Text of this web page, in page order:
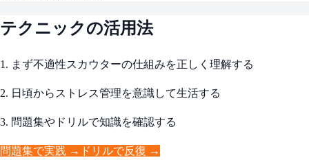
テクニックの活用法
1. まず不適性スカウターの仕組みを正しく理解する
2. 日頃からストレス管理を意識して生活する
3. 問題集やドリルで知識を確認する
問題集で実践 → ドリルで反復 →